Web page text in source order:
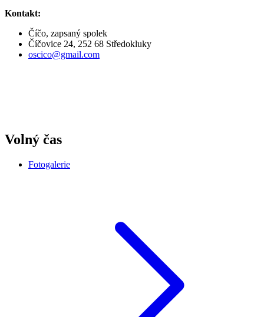
Kontakt:
Číčo, zapsaný spolek
Číčovice 24, 252 68 Středokluky
oscico@gmail.com
Volný čas
Fotogalerie